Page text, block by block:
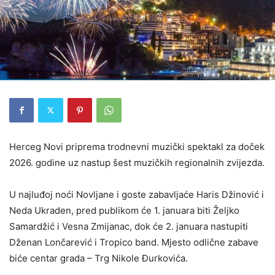
Herceg Novi priprema trodnevni muzički spektakl za doček
2026. godine uz nastup šest muzičkih regionalnih zvijezda.
U najluđoj noći Novljane i goste zabavljaće Haris Džinović i
Neda Ukraden, pred publikom će 1. januara biti Željko
Samardžić i Vesna Zmijanac, dok će 2. januara nastupiti
Dženan Lončarević i Tropico band. Mjesto odlične zabave
biće centar grada – Trg Nikole Đurkovića.